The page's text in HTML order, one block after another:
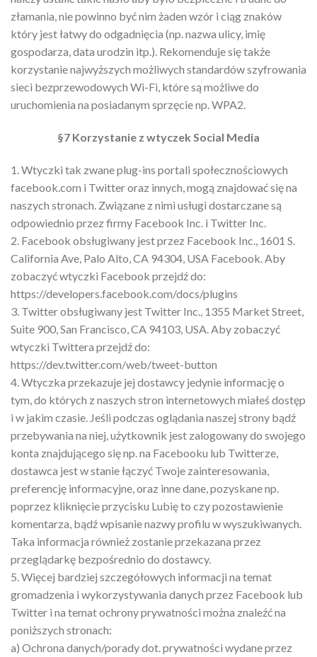
złamania, nie powinno być nim żaden wzór i ciąg znaków
który jest łatwy do odgadnięcia (np. nazwa ulicy, imię
gospodarza, data urodzin itp.). Rekomenduje się także
korzystanie najwyższych możliwych standardów szyfrowania
sieci bezprzewodowych Wi-Fi, które są możliwe do
uruchomienia na posiadanym sprzęcie np. WPA2.
§7 Korzystanie z wtyczek Social Media
1. Wtyczki tak zwane plug-ins portali społecznościowych
facebook.com i Twitter oraz innych, mogą znajdować się na
naszych stronach. Związane z nimi usługi dostarczane są
odpowiednio przez firmy Facebook Inc. i Twitter Inc.
2. Facebook obsługiwany jest przez Facebook Inc., 1601 S.
California Ave, Palo Alto, CA 94304, USA Facebook. Aby
zobaczyć wtyczki Facebook przejdź do:
https://developers.facebook.com/docs/plugins
3. Twitter obsługiwany jest Twitter Inc., 1355 Market Street,
Suite 900, San Francisco, CA 94103, USA. Aby zobaczyć
wtyczki Twittera przejdź do:
https://dev.twitter.com/web/tweet-button
4. Wtyczka przekazuje jej dostawcy jedynie informację o
tym, do których z naszych stron internetowych miałeś dostęp
i w jakim czasie. Jeśli podczas oglądania naszej strony bądź
przebywania na niej, użytkownik jest zalogowany do swojego
konta znajdującego się np. na Facebooku lub Twitterze,
dostawca jest w stanie łączyć Twoje zainteresowania,
preferencję informacyjne, oraz inne dane, pozyskane np.
poprzez kliknięcie przycisku Lubię to czy pozostawienie
komentarza, bądź wpisanie nazwy profilu w wyszukiwanych.
Taka informacja również zostanie przekazana przez
przeglądarkę bezpośrednio do dostawcy.
5. Więcej bardziej szczegółowych informacji na temat
gromadzenia i wykorzystywania danych przez Facebook lub
Twitter i na temat ochrony prywatności można znaleźć na
poniższych stronach:
a) Ochrona danych/porady dot. prywatności wydane przez